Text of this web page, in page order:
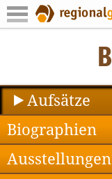
Aufsätze
Biographien
Ausstellungen